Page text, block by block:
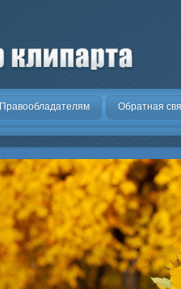
Правообладателям Обратная